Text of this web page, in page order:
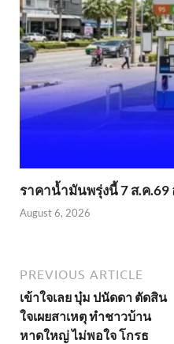
ราคาน้ำมันพรุ่งนี้ 7 ส.ค
August 6, 2026
PREVIOUS ARTICLE
เข้าใจเลย บุ๋ม ปนัดดา ตัดสิน
ใจเผยสาเหตุ ทำชาวบ้าน
หาดใหญ่ ไม่พอใจ โกรธ